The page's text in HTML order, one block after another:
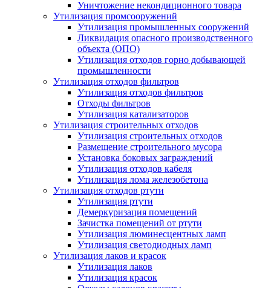
Уничтожение некондиционного товара
Утилизация промсооружений
Утилизация промышленных сооружений
Ликвидация опасного производственного
объекта (ОПО)
Утилизация отходов горно добывающей
промышленности
Утилизация отходов фильтров
Утилизация отходов фильтров
Отходы фильтров
Утилизация катализаторов
Утилизация строительных отходов
Утилизация строительных отходов
Размещение строительного мусора
Установка боковых заграждений
Утилизация отходов кабеля
Утилизация лома железобетона
Утилизация отходов ртути
Утилизация ртути
Демеркуризация помещений
Зачистка помещений от ртути
Утилизация люминесцентных ламп
Утилизация светодиодных ламп
Утилизация лаков и красок
Утилизация лаков
Утилизация красок